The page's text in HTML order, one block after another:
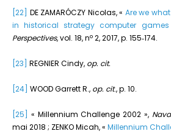
[22] DE ZAMARÓCZY Nicolas, « Are we
in historical strategy computer games
Perspectives, vol. 18, no 2, 2017, p. 155‑174.
[23] REGNIER Cindy, op. cit.
[24] WOOD Garrett R., op. cit., p. 10.
[25] « Millennium Challenge 2002 »,
mai 2018 ; ZENKO Micah, « Millennium